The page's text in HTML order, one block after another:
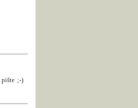
pište ;-)